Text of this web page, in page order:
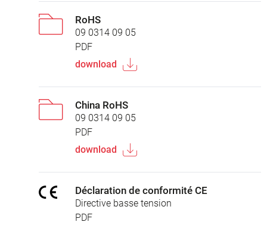
RoHS
09 0314 09 05
PDF
download
China RoHS
09 0314 09 05
PDF
download
Déclaration de conformité CE
Directive basse tension
PDF